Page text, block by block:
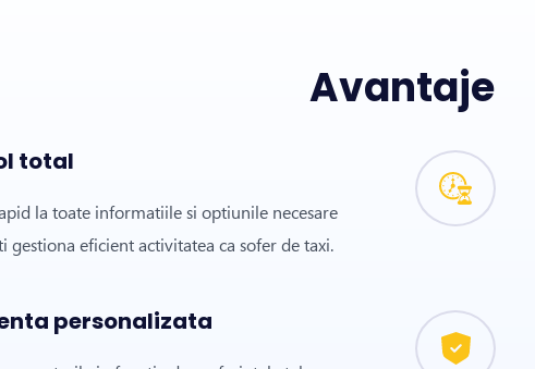
Avantaje
total
la toate informatiile si optiunile necesare
gestiona eficient activitatea ca sofer de taxi.
personalizata